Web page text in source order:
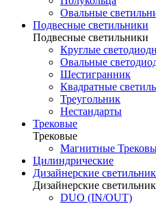
Овальные
Подвесные светильники
Подвесные светильники
Круглые
Овальные
Шестигранник
Квадратные
Треугольник
Нестандарты
Трековые
Трековые
Магнитные
Цилиндрические
Дизайнерские
Дизайнерские
DUO (IN/OUT)